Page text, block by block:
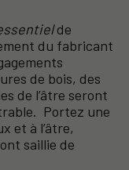
de
du fabricant
de bois, des
de l’âtre seront
Portez une
et à l’âtre,
saillie de